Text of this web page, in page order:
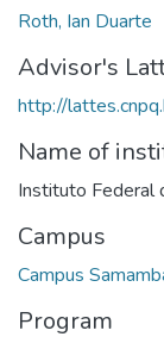
Roth, Ian Duarte
Advisor's
http://
Name of
Instituto Federal
Campus
Campus
Program